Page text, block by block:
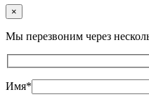
×
Мы перезвоним через
Имя*